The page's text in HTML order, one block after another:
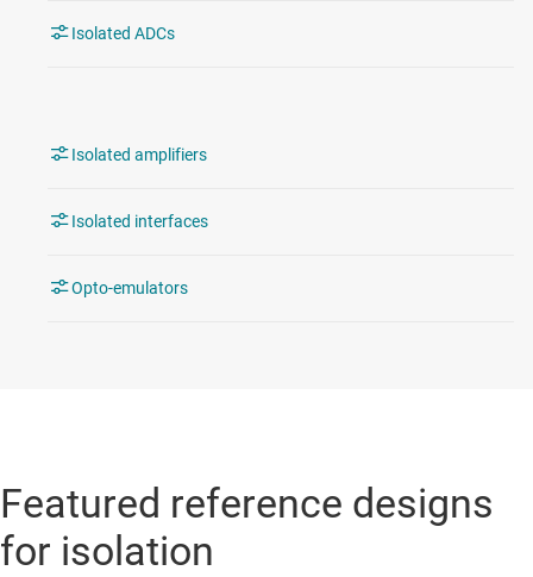
Isolated ADCs
Isolated amplifiers
Isolated interfaces
Opto-emulators
Featured reference designs
for isolation